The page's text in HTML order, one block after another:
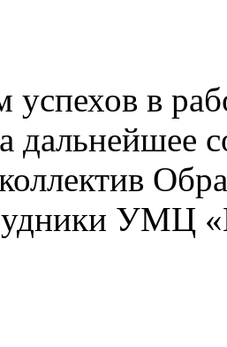
в
дальнейшее
УМЦ